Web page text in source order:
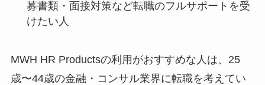
募書類・面接対策など転職のフルサポートを受
けたい人
MWH HR Productsの利用がおすすめな人は、25
歳〜44歳の金融・コンサル業界に転職を考えてい